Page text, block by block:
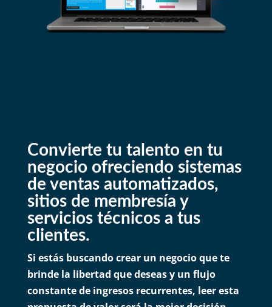
Convierte tu talento en tu
negocio ofreciendo sistemas
de ventas automatizados,
sitios de membresía y
servicios técnicos a tus
clientes.
Si estás buscando crear un negocio que te
brinde la libertad que deseas y un flujo
constante de ingresos recurrentes, leer esta